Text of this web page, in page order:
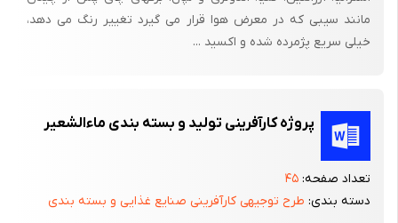
ولی متأسفانه این چهار نکته از سوی تولید کنندگان ایرانی به درستی
اجرا نمی شود و برخی برای کسب درآمد بیش تر و آسان تر بدون آینده
متوجه می شویم محصولات عرضه شده ایران در کشورهای دیگر دارای
ایرادهای زیادی است . آن هم محصولاتی بی رقیب نظیر پسته
رفسنجان ، زعفران قائنات ، زیره کرمان ، کشمش ملایر ، گلاب قمصر
کاشان ، گردوی تویسرکان و لرستان و ... که باید در بسته بندی های
عالی و منحصر به فرد عرضه شوند . ولی متأسفانه هنوز هم با بسته
مانند سیبی که در معرض هوا قرار می گیرد تغییر رنگ می دهد،
خیلی سریع پژمرده شده و اکسید ...
پروژه کارآفرینی تولید و بسته بندی ماءالشعیر
تعداد صفحه: ۴۵
دسته بندی: طرح توجیهی کارآفرینی صنایع غذایی و بسته بندی